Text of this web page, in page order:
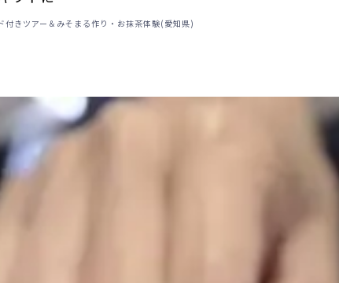
付きツアー＆みそまる作り・お抹茶体験(愛知県)